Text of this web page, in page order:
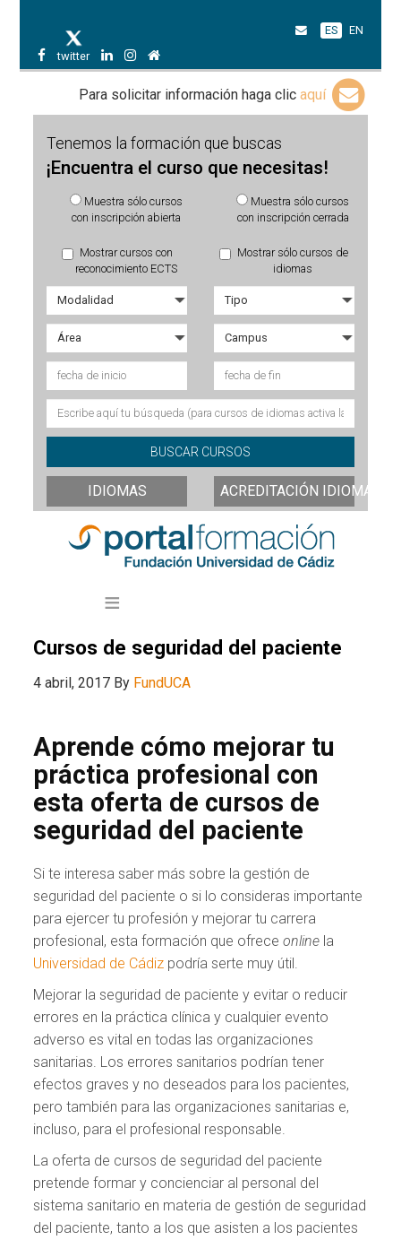
twitter
ES EN
Para solicitar información haga clic aquí
Tenemos la formación que buscas
¡Encuentra el curso que necesitas!
Muestra sólo cursos
con inscripción abierta
Muestra sólo cursos
con inscripción cerrada
Mostrar cursos con
reconocimiento ECTS
Mostrar sólo cursos de
idiomas
IDIOMAS ACREDITACIÓN IDIOMAS
Cursos de seguridad del paciente
4 abril, 2017 By FundUCA
Aprende cómo mejorar tu
práctica profesional con
esta oferta de cursos de
seguridad del paciente
Si te interesa saber más sobre la gestión de
seguridad del paciente o si lo consideras importante
para ejercer tu profesión y mejorar tu carrera
profesional, esta formación que ofreceonline la
Universidad de Cádiz podría serte muy útil.
Mejorar la seguridad de paciente y evitar o reducir
errores en la práctica clínica y cualquier evento
adverso es vital en todas las organizaciones
sanitarias. Los errores sanitarios podrían tener
efectos graves y no deseados para los pacientes,
pero también para las organizaciones sanitarias e,
incluso, para el profesional responsable.
La oferta de cursos de seguridad del paciente
pretende formar y concienciar al personal del
sistema sanitario en materia de gestión de seguridad
del paciente, tanto a los que asisten a los pacientes